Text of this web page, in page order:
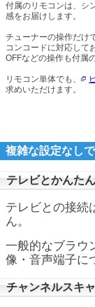
付属のリモコンは、シ
感をお届けします。
チューナーの操作だけ
コンコードに対応して
OFFなどの操作も付属
リモコン単体でも、
求めいただけます。
複雑な設定なし
テレビとかんた
テレビとの接続
ん。
一般的なブラウ
像・音声端子に
チャンネルスキ